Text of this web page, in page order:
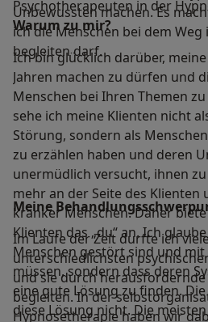
Psychotherapeuten in der
Unbewussten machen. Es
ich die Menschen bei dem
begleiten darf.
Warum zu mir?
Ich bin glücklich darüber,
Jahren machen zu dürfen und
Menschen bei Ihren Themen
sehe ich meine Klienten nicht
Störung, sondern als
zu erzählen haben und deren
unermüdlich versucht, ihnen
mehr an der Seite des Klienten
kranker Menschen. Daher
Klienten das „du“ an. Ich
Menschen gestört sind und
müssen, sondern dass deren
eine gute Lösung zu finden.
diese Lösung nicht. Die
Meine
Im Laufe der Zeit durfte ich
unterschiedlichsten
und sie durch herausfordernde
begleiten. In der
Hypnosetherapie haben wir